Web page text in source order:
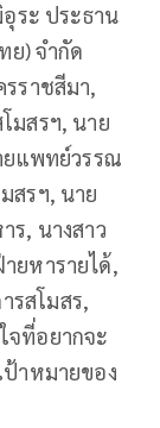
ระ ประธาน
ย) จำกัด
ราชสีมา,
มสรฯ, นาย
ยแพทย์วรรณ
สรฯ, นาย
ร, นางสาว
ยหารายได้,
สโมสร,
จที่อยากจะ
าหมายของ